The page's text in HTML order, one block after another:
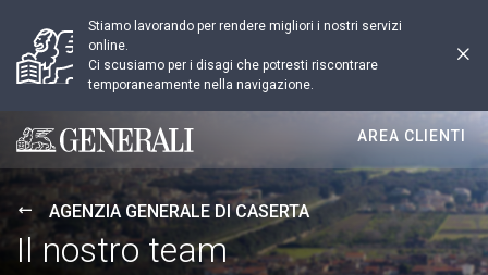
Stiamo lavorando per rendere migliori i nostri servizi
online.
Ci scusiamo per i disagi che potresti riscontrare
temporaneamente nella navigazione.
Generali logo
AREA CLIENTI
AGENZIA GENERALE DI CASERTA
Il nostro team